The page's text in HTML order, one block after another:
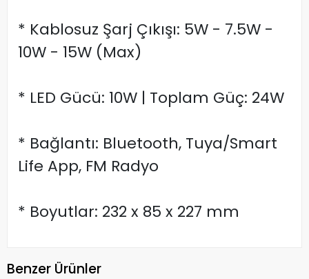
* Kablosuz Şarj Çıkışı: 5W - 7.5W -
10W - 15W (Max)
* LED Gücü: 10W | Toplam Güç: 24W
* Bağlantı: Bluetooth, Tuya/Smart
Life App, FM Radyo
* Boyutlar: 232 x 85 x 227 mm
Benzer Ürünler